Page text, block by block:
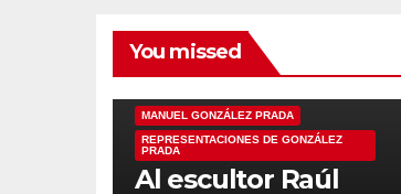
You missed
MANUEL GONZÁLEZ PRADA
REPRESENTACIONES DE GONZÁLEZ
PRADA
Al escultor Raúl